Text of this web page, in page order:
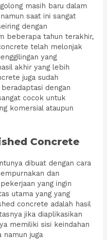
masih baru dalam
saat ini sangat
dengan
beberapa tahun terakhir,
telah melonjak
yang
akhir yang lebih
juga sudah
dengan
cocok untuk
komersial ataupun
Concrete
dibuat dengan cara
dan
yang ingin
utama yang yang
concrete adalah hasil
jika diaplikasikan
memiliki sisi keindahan
namun juga